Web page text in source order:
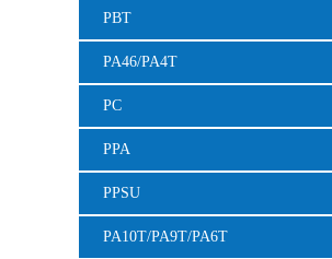
PBT
PA46/PA4T
PC
PPA
PPSU
PA10T/PA9T/PA6T